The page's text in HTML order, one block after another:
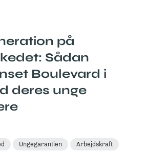
på
Sådan
Boulevard i
deres unge
Ungegarantien Arbejdskraft